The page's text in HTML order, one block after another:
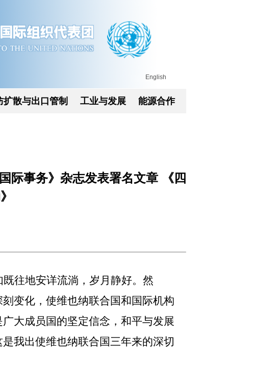
English
扩散与出口管制 工业与发展 能源合作
际事务》杂志发表署名文章 《四
往地安详流淌，岁月静好。然
变化，使维也纳联合国和国际机构
大成员国的坚定信念，和平与发展
我出使维也纳联合国三年来的深切